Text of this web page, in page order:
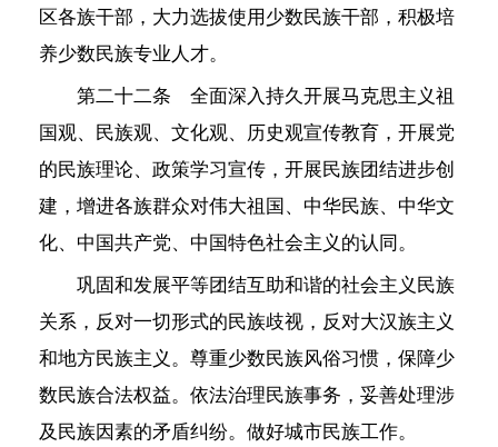
区各族干部，大力选拔使用少数民族干部，积极培
养少数民族专业人才。
第二十二条 全面深入持久开展马克思主义祖
国观、民族观、文化观、历史观宣传教育，开展党
的民族理论、政策学习宣传，开展民族团结进步创
建，增进各族群众对伟大祖国、中华民族、中华文
化、中国共产党、中国特色社会主义的认同。
巩固和发展平等团结互助和谐的社会主义民族
关系，反对一切形式的民族歧视，反对大汉族主义
和地方民族主义。尊重少数民族风俗习惯，保障少
数民族合法权益。依法治理民族事务，妥善处理涉
及民族因素的矛盾纠纷。做好城市民族工作。